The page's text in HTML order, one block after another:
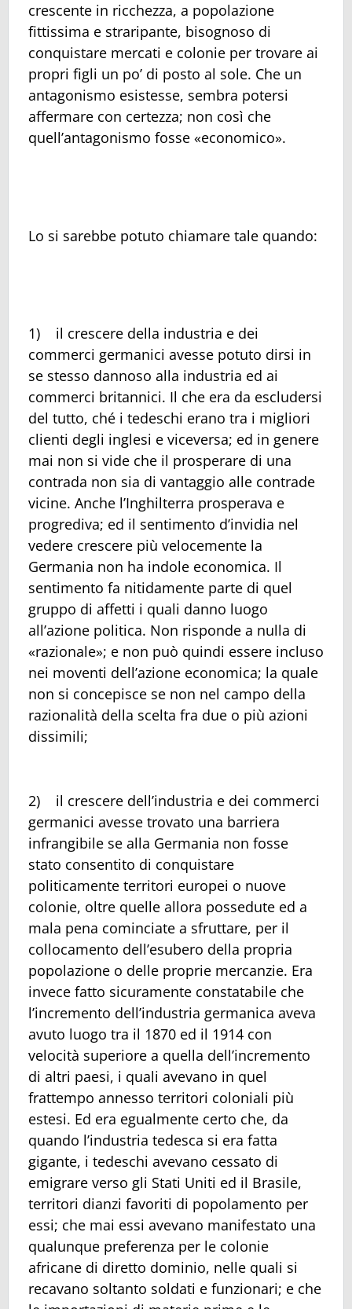
crescente in ricchezza, a popolazione
fittissima e straripante, bisognoso di
conquistare mercati e colonie per trovare ai
propri figli un po’ di posto al sole. Che un
antagonismo esistesse, sembra potersi
affermare con certezza; non così che
quell’antagonismo fosse «economico».
Lo si sarebbe potuto chiamare tale quando:
1) il crescere della industria e dei
commerci germanici avesse potuto dirsi in
se stesso dannoso alla industria ed ai
commerci britannici. Il che era da escludersi
del tutto, ché i tedeschi erano tra i migliori
clienti degli inglesi e viceversa; ed in genere
mai non si vide che il prosperare di una
contrada non sia di vantaggio alle contrade
vicine. Anche l’Inghilterra prosperava e
progrediva; ed il sentimento d’invidia nel
vedere crescere più velocemente la
Germania non ha indole economica. Il
sentimento fa nitidamente parte di quel
gruppo di affetti i quali danno luogo
all’azione politica. Non risponde a nulla di
«razionale»; e non può quindi essere incluso
nei moventi dell’azione economica; la quale
non si concepisce se non nel campo della
razionalità della scelta fra due o più azioni
dissimili;
2) il crescere dell’industria e dei commerci
germanici avesse trovato una barriera
infrangibile se alla Germania non fosse
stato consentito di conquistare
politicamente territori europei o nuove
colonie, oltre quelle allora possedute ed a
mala pena cominciate a sfruttare, per il
collocamento dell’esubero della propria
popolazione o delle proprie mercanzie. Era
invece fatto sicuramente constatabile che
l’incremento dell’industria germanica aveva
avuto luogo tra il 1870 ed il 1914 con
velocità superiore a quella dell’incremento
di altri paesi, i quali avevano in quel
frattempo annesso territori coloniali più
estesi. Ed era egualmente certo che, da
quando l’industria tedesca si era fatta
gigante, i tedeschi avevano cessato di
emigrare verso gli Stati Uniti ed il Brasile,
territori dianzi favoriti di popolamento per
essi; che mai essi avevano manifestato una
qualunque preferenza per le colonie
africane di diretto dominio, nelle quali si
recavano soltanto soldati e funzionari; e che